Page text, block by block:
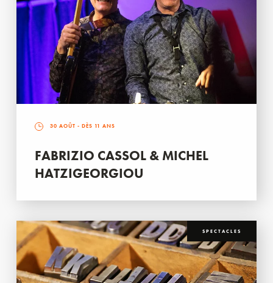
30 AOÛT - DÈS 11 ANS
FABRIZIO CASSOL & MICHEL
HATZIGEORGIOU
SPECTACLES